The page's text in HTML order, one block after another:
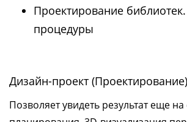
Проектирование
процедуры
Дизайн-проект (Проектирование)
Позволяет увидеть результат еще на